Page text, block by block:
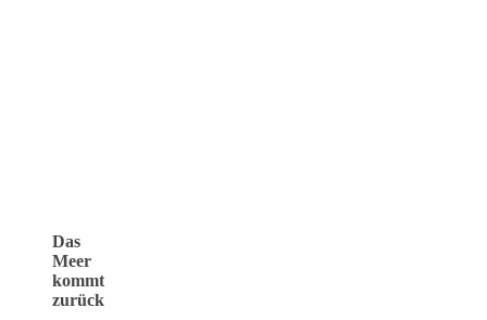
Das
Meer
kommt
zurück